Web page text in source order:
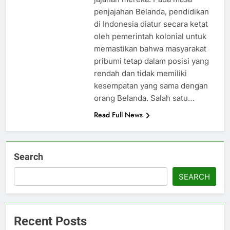
penjajahan Belanda, pendidikan
di Indonesia diatur secara ketat
oleh pemerintah kolonial untuk
memastikan bahwa masyarakat
pribumi tetap dalam posisi yang
rendah dan tidak memiliki
kesempatan yang sama dengan
orang Belanda. Salah satu…
Read Full News
Search
SEARCH
Recent Posts